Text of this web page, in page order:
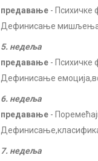
предавање - Психичке
Дефинисање
5. недеља
предавање - Психичке
Дефинисање
6. недеља
предавање -
7. недеља